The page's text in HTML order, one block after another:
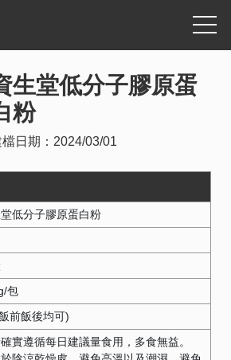
生堂低分子膠原蛋
粉
日期： 2024/03/01
低分子膠原蛋白粉
包
前飯後均可)
確實遵循每日建議量食用，多食無益。